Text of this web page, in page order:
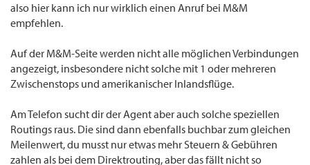
also hier kann ich nur wirklich einen Anruf bei M&M
empfehlen.
Auf der M&M-Seite werden nicht alle möglichen Verbindungen
angezeigt, insbesondere nicht solche mit 1 oder mehreren
Zwischenstops und amerikanischer Inlandsflüge.
Am Telefon sucht dir der Agent aber auch solche speziellen
Routings raus. Die sind dann ebenfalls buchbar zum gleichen
Meilenwert, du musst nur etwas mehr Steuern & Gebühren
zahlen als bei dem Direktrouting, aber das fällt nicht so